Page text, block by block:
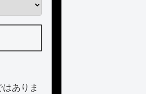
ありま